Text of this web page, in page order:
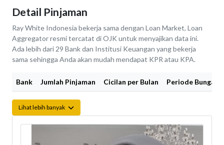
Detail Pinjaman
Ray White Indonesia bekerja sama dengan Loan Market, Loan
Aggregator resmi tercatat di OJK untuk menyajikan data ini.
Ada lebih dari 29 Bank dan Institusi Keuangan yang bekerja
sama sehingga Anda akan mudah mendapat KPR atau KPA.
Bank Jumlah Pinjaman Cicilan per Bulan Periode Bunga
Lihat lebih banyak